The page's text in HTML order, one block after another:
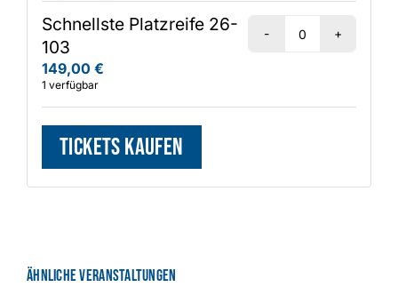
Schnellste Platzreife 26-
103
149,00 €
1 verfügbar
Anzahl
Tickets kaufen
Ähnliche Veranstaltungen